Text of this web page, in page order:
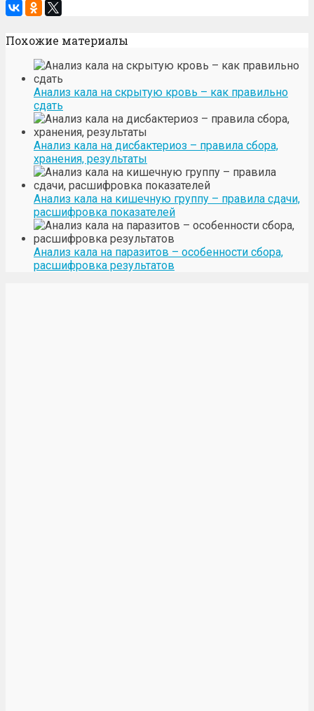
Похожие материалы
Анализ кала на скрытую кровь – как правильно
сдать
Анализ кала на дисбактериоз – правила сбора,
хранения, результаты
Анализ кала на кишечную группу – правила сдачи,
расшифровка показателей
Анализ кала на паразитов – особенности сбора,
расшифровка результатов